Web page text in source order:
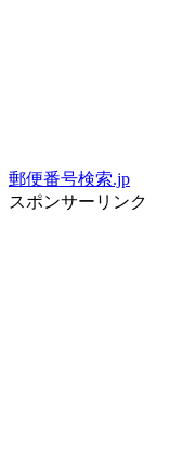
郵便番号検索.jp
スポンサーリンク